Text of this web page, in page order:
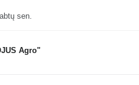
sen.
Agro"